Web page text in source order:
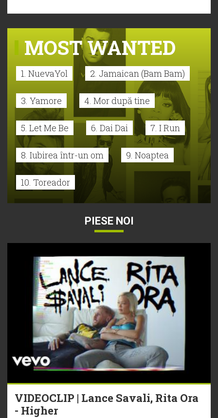
MOST WANTED
1. NuevaYol 2. Jamaican (Bam Bam)
3. Yamore 4. Mor după tine
5. Let Me Be 6. Dai Dai 7. I Run
8. Iubirea într-un om 9. Noaptea
10. Toreador
PIESE NOI
VIDEOCLIP | Lance Savali, Rita Ora
- Higher